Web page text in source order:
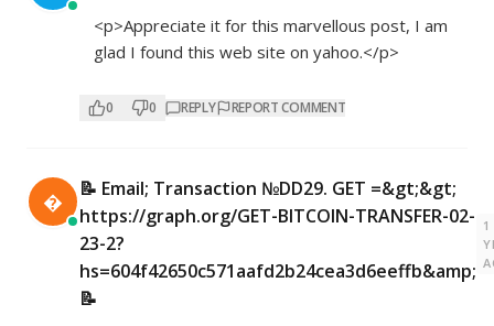
<p>Appreciate it for this marvellous post, I am
glad I found this web site on yahoo.</p>
0 0 REPLY REPORT COMMENT

📝 Email; Transaction №DD29. GET =&gt;&gt;
https://graph.org/GET-BITCOIN-TRANSFER-02-
23-2?
hs=604f42650c571aafd2b24cea3d6eeffb&amp;
📝
1